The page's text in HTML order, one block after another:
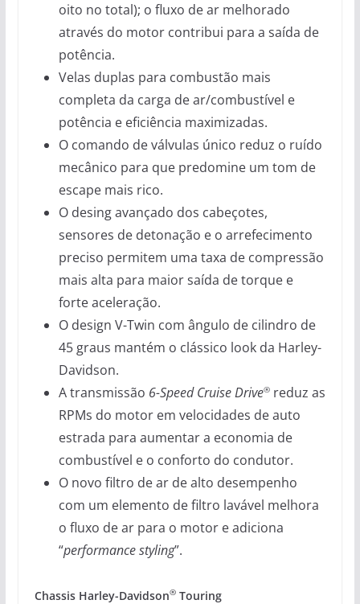
oito no total); o fluxo de ar melhorado
através do motor contribui para a saída de
potência.
Velas duplas para combustão mais
completa da carga de ar/combustível e
potência e eficiência maximizadas.
O comando de válvulas único reduz o ruído
mecânico para que predomine um tom de
escape mais rico.
O desing avançado dos cabeçotes,
sensores de detonação e o arrefecimento
preciso permitem uma taxa de compressão
mais alta para maior saída de torque e
forte aceleração.
O design V-Twin com ângulo de cilindro de
45 graus mantém o clássico look da Harley-
Davidson.
A transmissão 6-Speed Cruise Drive®reduz as
RPMs do motor em velocidades de auto
estrada para aumentar a economia de
combustível e o conforto do condutor.
O novo filtro de ar de alto desempenho
com um elemento de filtro lavável melhora
o fluxo de ar para o motor e adiciona
“performance styling”.
Chassis Harley-Davidson®Touring